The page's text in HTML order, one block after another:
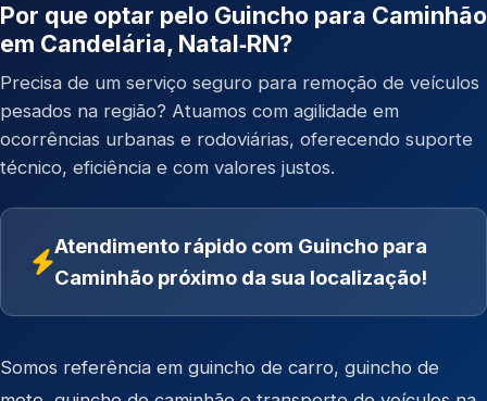
Por que optar pelo Guincho para Caminhão
em Candelária, Natal‑RN?
Precisa de um serviço seguro para remoção de veículos
pesados na região? Atuamos com agilidade em
ocorrências urbanas e rodoviárias, oferecendo suporte
técnico, eficiência e com valores justos.
Atendimento rápido com Guincho para
Caminhão próximo da sua localização!
Somos referência em guincho de carro, guincho de